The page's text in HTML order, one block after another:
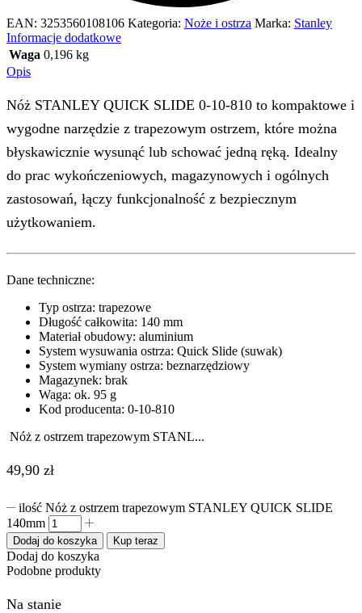
EAN: 3253560108106 Kategoria: Noże i ostrza Marka: Stanley
Informacje dodatkowe
Waga 0,196 kg
Opis
Nóż STANLEY QUICK SLIDE 0-10-810 to kompaktowe i
wygodne narzędzie z trapezowym ostrzem, które można
błyskawicznie wysunąć lub schować jedną ręką. Idealny
do prac wykończeniowych, magazynowych i ogólnych
zastosowań, łączy funkcjonalność z bezpiecznym
użytkowaniem.
Dane techniczne:
Typ ostrza: trapezowe
Długość całkowita: 140 mm
Materiał obudowy: aluminium
System wysuwania ostrza: Quick Slide (suwak)
System wymiany ostrza: beznarzędziowy
Magazynek: brak
Waga: ok. 95 g
Kod producenta: 0-10-810
Nóż z ostrzem trapezowym STANL...
49,90 zł
ilość Nóż z ostrzem trapezowym STANLEY QUICK SLIDE
140mm
Dodaj do koszyka Kup teraz
Dodaj do koszyka
Podobne produkty
Na stanie